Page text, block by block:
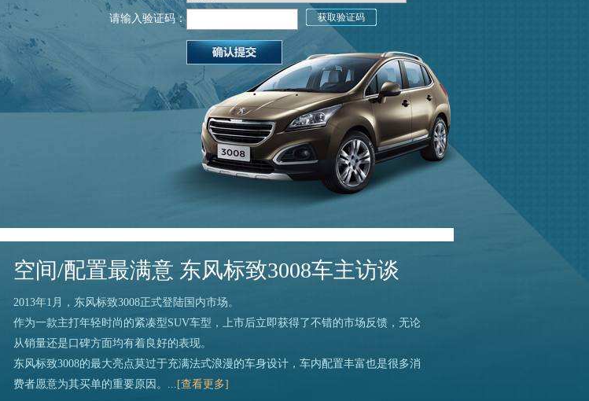
请输入验证码： 获取验证码
空间/配置最满意 东风标致3008车主访谈
2013年1月，东风标致3008正式登陆国内市场。
作为一款主打年轻时尚的紧凑型SUV车型，上市后立即获得了不错的市场反馈，无论
从销量还是口碑方面均有着良好的表现。
东风标致3008的最大亮点莫过于充满法式浪漫的车身设计，车内配置丰富也是很多消
费者愿意为其买单的重要原因。... [查看更多]